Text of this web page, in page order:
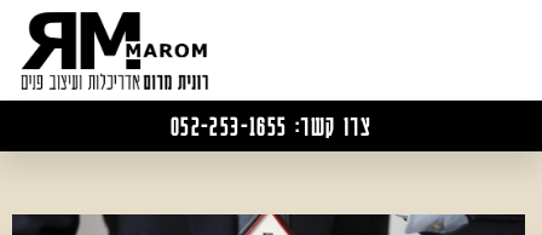
צרו קשר: 052-253-1655